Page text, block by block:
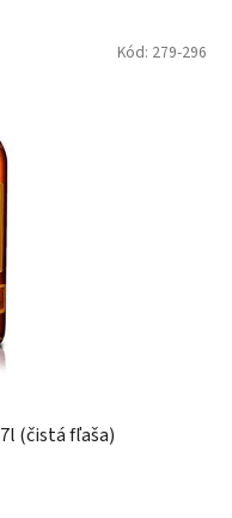
(čistá fľaša)
Kód: 279-296